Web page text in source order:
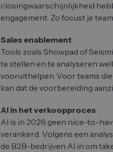
closingwaarschijnlijkheid
engagement. Zo focust je
Sales enablement
Tools zoals Showpad of
te stellen en te analyseren
vooruithelpen. Voor teams
kan dat de voorbereiding
AI in het verkoopproces
AI is in 2026 geen nice-to-
verankerd. Volgens een
de B2B-bedrijven AI in om